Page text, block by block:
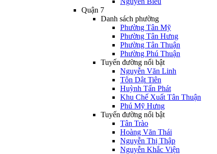
Quận 7
Danh sách phường
Phường Tân Mỹ
Phường Tân Hưng
Phường Tân Thuận
Phường Phú Thuận
Tuyến đường nổi bật
Nguyễn Văn Linh
Tôn Dật Tiên
Huỳnh Tấn Phát
Khu Chế Xuất Tân Thuận
Phú Mỹ Hưng
Tuyến đường nổi bật
Tân Trào
Hoàng Văn Thái
Nguyễn Thị Thập
Nguyễn Khắc Viện